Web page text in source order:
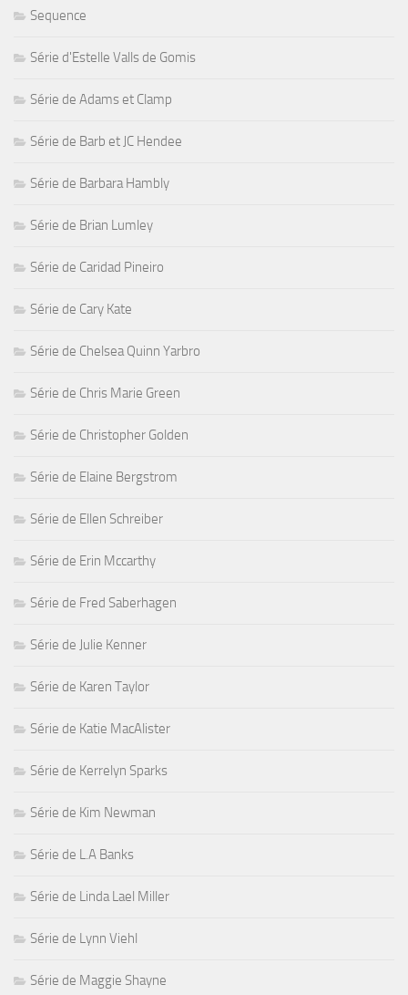
Sequence
Série d'Estelle Valls de Gomis
Série de Adams et Clamp
Série de Barb et JC Hendee
Série de Barbara Hambly
Série de Brian Lumley
Série de Caridad Pineiro
Série de Cary Kate
Série de Chelsea Quinn Yarbro
Série de Chris Marie Green
Série de Christopher Golden
Série de Elaine Bergstrom
Série de Ellen Schreiber
Série de Erin Mccarthy
Série de Fred Saberhagen
Série de Julie Kenner
Série de Karen Taylor
Série de Katie MacAlister
Série de Kerrelyn Sparks
Série de Kim Newman
Série de L.A Banks
Série de Linda Lael Miller
Série de Lynn Viehl
Série de Maggie Shayne